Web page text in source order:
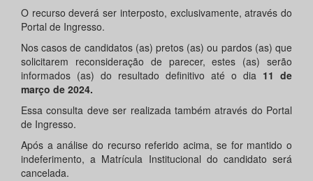
O recurso deverá ser interposto, exclusivamente, através do
Portal de Ingresso.
Nos casos de candidatos (as) pretos (as) ou pardos (as) que
solicitarem reconsideração de parecer, estes (as) serão
informados (as) do resultado definitivo até o dia 11 de
março de 2024.
Essa consulta deve ser realizada também através do Portal
de Ingresso.
Após a análise do recurso referido acima, se for mantido o
indeferimento, a Matrícula Institucional do candidato será
cancelada.